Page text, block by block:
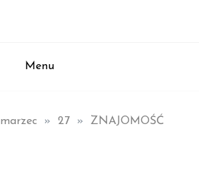
Menu
marzec » 27 »
ZNAJOMOŚĆ